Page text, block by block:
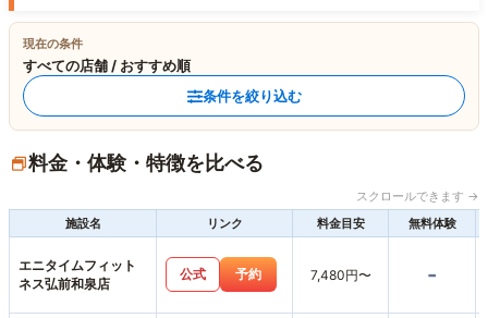
現在の条件
すべての店舗 / おすすめ順
条件を絞り込む
料金・体験・特徴を比べる
スクロールできます →
施設名
リンク 料金目安 無料体験
エニタイムフィット
ネス弘前和泉店
公式 予約 7,480円〜 -